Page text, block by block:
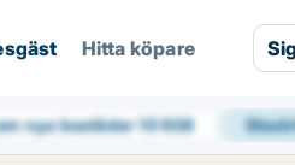
Hitta köpare
nya bostäder10 938